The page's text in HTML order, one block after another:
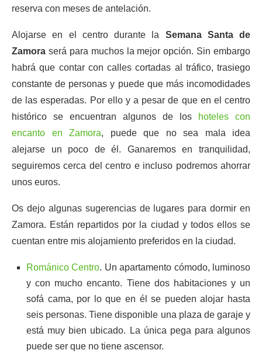
reserva con meses de antelación.
Alojarse en el centro durante la Semana Santa de
Zamora será para muchos la mejor opción. Sin embargo
habrá que contar con calles cortadas al tráfico, trasiego
constante de personas y puede que más incomodidades
de las esperadas. Por ello y a pesar de que en el centro
histórico se encuentran algunos de los
hoteles con
encanto en Zamora, puede que no sea mala idea
alejarse un poco de él. Ganaremos en tranquilidad,
seguiremos cerca del centro e incluso podremos ahorrar
unos euros.
Os dejo algunas sugerencias de lugares para dormir en
Zamora. Están repartidos por la ciudad y todos ellos se
cuentan entre mis alojamiento preferidos en la ciudad.
Románico Centro. Un apartamento cómodo, luminoso
y con mucho encanto. Tiene dos habitaciones y un
sofá cama, por lo que en él se pueden alojar hasta
seis personas. Tiene disponible una plaza de garaje y
está muy bien ubicado. La única pega para algunos
puede ser que no tiene ascensor.